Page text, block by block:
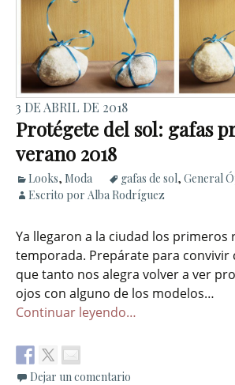
3 DE ABRIL DE 2018
Protégete del sol: gafas
verano 2018
Looks, Moda gafas de sol, General
Escrito por Alba Rodríguez
Ya llegaron a la ciudad los primeros
temporada. Prepárate para convivir
que tanto nos alegra volver a ver
ojos con alguno de los modelos…
Continuar leyendo…
Dejar un comentario